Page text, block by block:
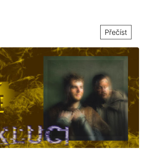
Přečíst